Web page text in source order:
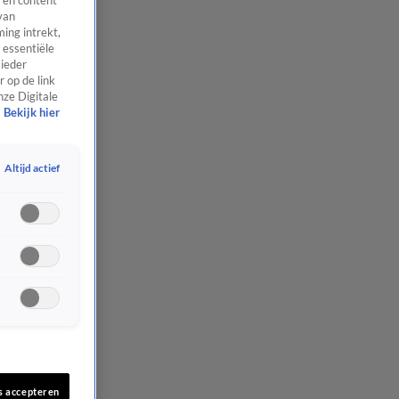
intrekt,
op de link
Digitale
Bekijk hier
Altijd actief
accepteren